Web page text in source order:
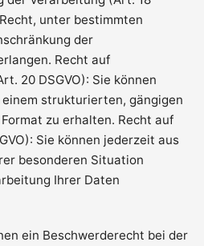
unter bestimmten
der
Recht auf
20 DSGVO): Sie können
strukturierten, gängigen
zu erhalten. Recht auf
Sie können jederzeit aus
besonderen Situation
Ihrer Daten
ein Beschwerderecht bei der